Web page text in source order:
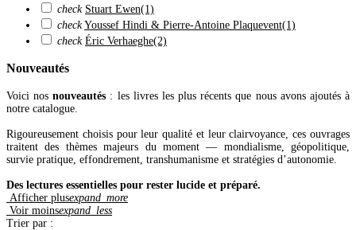
check Stuart Ewen(1)
check Youssef Hindi & Pierre-Antoine Plaquevent(1)
check Éric Verhaeghe(2)
Nouveautés
Voici nosnouveautés : les livres les plus récents que nous avons ajoutés à
notre catalogue.
Rigoureusement choisis pour leur qualité et leur clairvoyance, ces ouvrages
traitent des thèmes majeurs du moment — mondialisme, géopolitique,
survie pratique, effondrement, transhumanisme et stratégies d’autonomie.
Des lectures essentielles pour rester lucide et préparé.
Afficher plusexpand_more
Voir moinsexpand_less
Trier par :